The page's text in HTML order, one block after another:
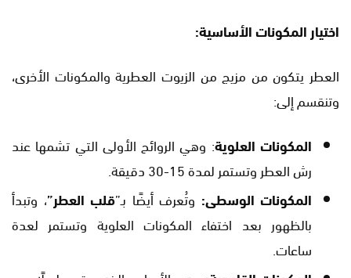
اختيار المكونات الأساسية:
العطر يتكون من مزيج من الزيوت العطرية والمكونات الأخرى،
وتنقسم إلى:
المكونات العلوية: وهي الروائح الأولى التي تشمها عند
رش العطر وتستمر لمدة 15-30 دقيقة.
المكونات الوسطى: وتُعرف أيضًا بـ”قلب العطر”، وتبدأ
بالظهور بعد اختفاء المكونات العلوية وتستمر لعدة
ساعات.